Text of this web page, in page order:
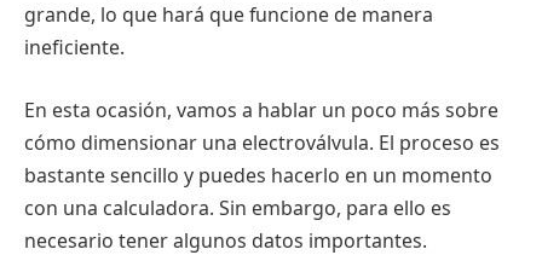
grande, lo que hará que funcione de manera
ineficiente.
En esta ocasión, vamos a hablar un poco más sobre
cómo dimensionar una electroválvula. El proceso es
bastante sencillo y puedes hacerlo en un momento
con una calculadora. Sin embargo, para ello es
necesario tener algunos datos importantes.